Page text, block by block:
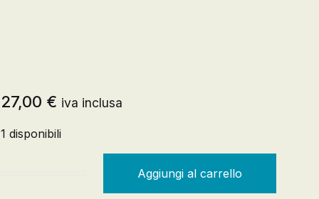
Creare un account
27,00 € iva inclusa
1 disponibili
Tutta un'altra storia. L'omosessualità dall'antichità al
Aggiungi al carrello